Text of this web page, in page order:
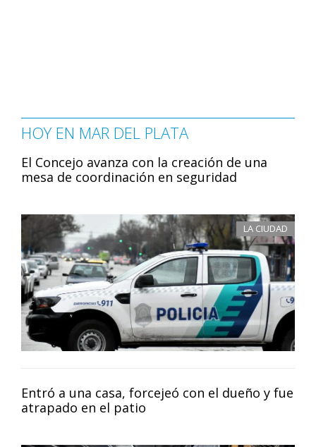
HOY EN MAR DEL PLATA
El Concejo avanza con la creación de una
mesa de coordinación en seguridad
LA CIUDAD
Entró a una casa, forcejeó con el dueño y fue
atrapado en el patio